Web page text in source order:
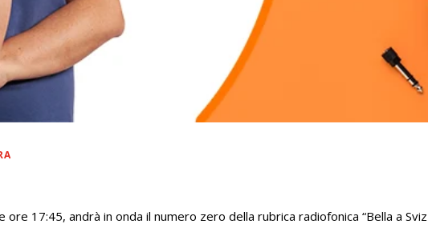
ore 17:45, andrà in onda il numero zero della rubrica radiofonica “Bella a